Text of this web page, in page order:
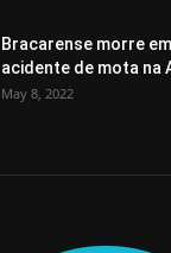
Bracarense morre
acidente de mota na
May 8, 2022